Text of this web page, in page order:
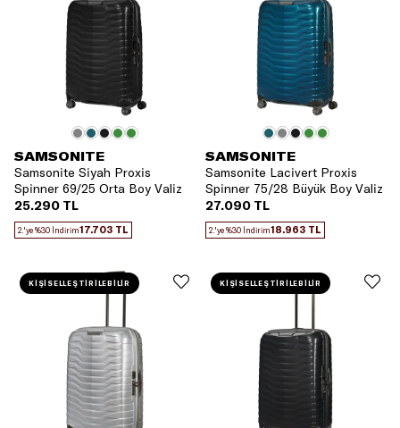
SAMSONITE
Samsonite Siyah Proxis
Spinner 69/25 Orta Boy Valiz
25.290 TL
2.'ye %30 İndirim17.703 TL
SAMSONITE
Samsonite Lacivert Proxis
Spinner 75/28 Büyük Boy Valiz
27.090 TL
2.'ye %30 İndirim18.963 TL
KİŞİSELLEŞTİRİLEBİLİR KİŞİSELLEŞTİRİLEBİLİR